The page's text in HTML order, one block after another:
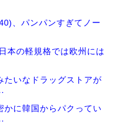
、パンパンすぎてノー
本の軽規格では欧州には
たいなドラッグストアが
かに韓国からパクってい